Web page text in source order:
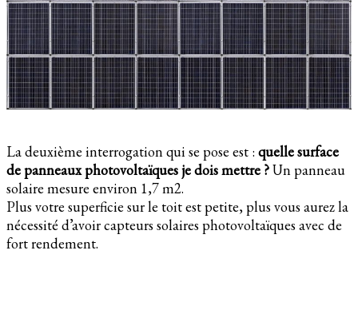
La deuxième interrogation qui se pose est : quelle surface
de panneaux photovoltaïques je dois mettre ?Un panneau
solaire mesure environ 1,7 m2.
Plus votre superficie sur le toit est petite, plus vous aurez la
nécessité d’avoir capteurs solaires photovoltaïques avec de
fort rendement.